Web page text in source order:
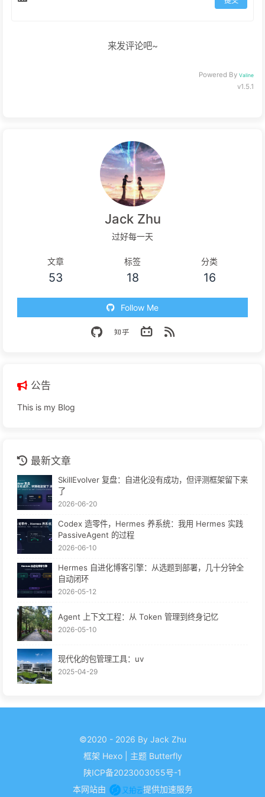
来发评论吧~
Powered By Valine
v1.5.1
Jack Zhu
过好每一天
文章
53
标签
18
分类
16
Follow Me
公告
This is my Blog
最新文章
SkillEvolver 复盘：自进化没有成功，但评测框架留下来
了
2026-06-20
Codex 造零件，Hermes 养系统：我用 Hermes 实践
PassiveAgent 的过程
2026-06-10
Hermes 自进化博客引擎：从选题到部署，几十分钟全
自动闭环
2026-05-12
Agent 上下文工程：从 Token 管理到终身记忆
2026-05-10
现代化的包管理工具：uv
2025-04-29
©2020 - 2026 By Jack Zhu
框架 Hexo 主题 Butterfly
陕ICP备2023003055号-1
本网站由
提供加速服务